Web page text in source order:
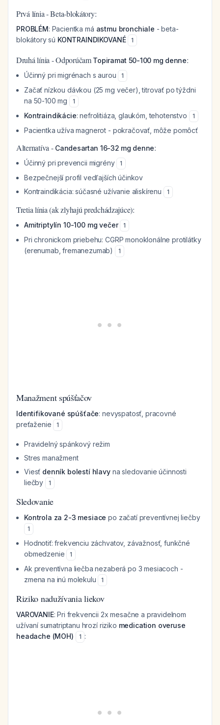
Prvá línia - Beta-blokátory:
PROBLÉM: Pacientka má astmu bronchiale - beta-
blokátory sú KONTRAINDIKOVANÉ 1
Druhá línia - Odporúčam Topiramat 50-100 mg denne:
Účinný pri migrénach s aurou 1
Začať nízkou dávkou (25 mg večer), titrovať po týždni
na 50-100 mg
1
Kontraindikácie: nefrolitiáza, glaukóm, tehotenstvo 1
Pacientka užíva magnerot - pokračovať, môže pomôcť
Alternatíva - Candesartan 16-32 mg denne:
Účinný pri prevencii migrény 1
Bezpečnejší profil vedľajších účinkov
Kontraindikácia: súčasné užívanie aliskírenu
1
Tretia línia (ak zlyhajú predchádzajúce):
Amitriptylín 10-100 mg večer 1
Pri chronickom priebehu: CGRP monoklonálne protilátky
(erenumab, fremanezumab)
1
Manažment spúšťačov
Identifikované spúšťače: nevyspatosť, pracovné
preťaženie
1
Pravidelný spánkový režim
Stres manažment
Viesť denník bolestí hlavyna sledovanie účinnosti
liečby
1
Sledovanie
Kontrola za 2-3 mesiace po začatí preventívnej liečby
1
Hodnotiť: frekvenciu záchvatov, závažnosť, funkčné
obmedzenie
1
Ak preventívna liečba nezaberá po 3 mesiacoch -
zmena na inú molekulu
1
Riziko nadužívania liekov
VAROVANIE: Pri frekvencii 2x mesačne a pravidelnom
užívaní sumatriptanu hrozí riziko medication overuse
headache (MOH)
1 :